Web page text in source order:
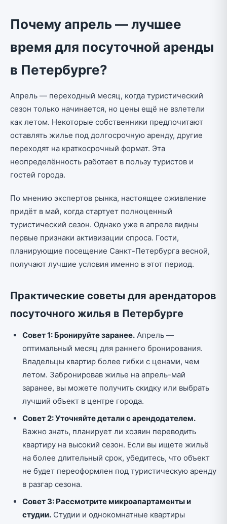
Почему апрель — лучшее
время для посуточной аренды
в Петербурге?
Апрель — переходный месяц, когда туристический
сезон только начинается, но цены ещё не взлетели
как летом. Некоторые собственники предпочитают
оставлять жилье под долгосрочную аренду, другие
переходят на краткосрочный формат. Эта
неопределённость работает в пользу туристов и
гостей города.
По мнению экспертов рынка, настоящее оживление
придёт в май, когда стартует полноценный
туристический сезон. Однако уже в апреле видны
первые признаки активизации спроса. Гости,
планирующие посещение Санкт-Петербурга весной,
получают лучшие условия именно в этот период.
Практические советы для арендаторов
посуточного жилья в Петербурге
Совет 1: Бронируйте заранее. Апрель —
оптимальный месяц для раннего бронирования.
Владельцы квартир более гибки с ценами, чем
летом. Забронировав жилье на апрель-май
заранее, вы можете получить скидку или выбрать
лучший объект в центре города.
Совет 2: Уточняйте детали с арендодателем.
Важно знать, планирует ли хозяин переводить
квартиру на высокий сезон. Если вы ищете жильё
на более длительный срок, убедитесь, что объект
не будет переоформлен под туристическую аренду
в разгар сезона.
Совет 3: Рассмотрите микроапартаменты и
студии. Студии и однокомнатные квартиры